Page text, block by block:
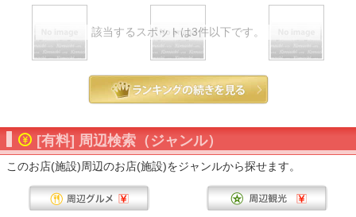
該当するスポットは3件以下です。
[有料] 周辺検索（ジャンル）
このお店(施設)周辺のお店(施設)をジャンルから探せます。